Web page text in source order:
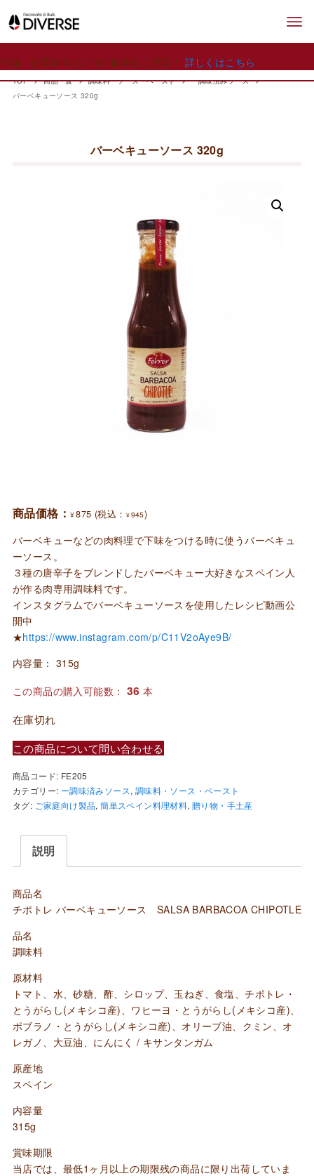
店舗・企業様向けに特別価格をご用意！ 詳しくはこちら
TOP 商品一覧 調味料・ソース・ペースト
ー調味済みソース
バーベキューソース 320g
バーベキューソース 320g
商品価格： ¥875 (税込： ¥945)
バーベキューなどの肉料理で下味をつける時に使うバーベキュ
ーソース。
３種の唐辛子をブレンドしたバーベキュー大好きなスペイン人
が作る肉専用調味料です。
インスタグラムでバーベキューソースを使用したレシピ動画公
開中
★https://www.instagram.com/p/C11V2oAye9B/
内容量： 315g
この商品の購入可能数： 36 本
在庫切れ
この商品について問い合わせる
商品コード: FE205
カテゴリー: ー調味済みソース, 調味料・ソース・ペースト
タグ: ご家庭向け製品,簡単スペイン料理材料, 贈り物・手土産
説明
商品名
チポトレ バーベキューソース SALSA BARBACOA CHIPOTLE
品名
調味料
原材料
トマト、水、砂糖、酢、シロップ、玉ねぎ、食塩、チポトレ・
とうがらし(メキシコ産)、ワヒーヨ・とうがらし(メキシコ産)、
ポブラノ・とうがらし(メキシコ産)、オリーブ油、クミン、オ
レガノ、大豆油、にんにく / キサンタンガム
原産地
スペイン
内容量
315g
賞味期限
当店では、最低1ヶ月以上の期限残の商品に限り出荷していま